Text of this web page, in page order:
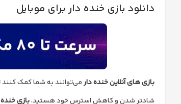
دانلود بازی خنده دار برای موبایل
بازی های آنلاین خنده دارمی‌توانند به شما کمک کنند تا
شادتر شدن و کاهش استرس خود هستید،بازی خنده